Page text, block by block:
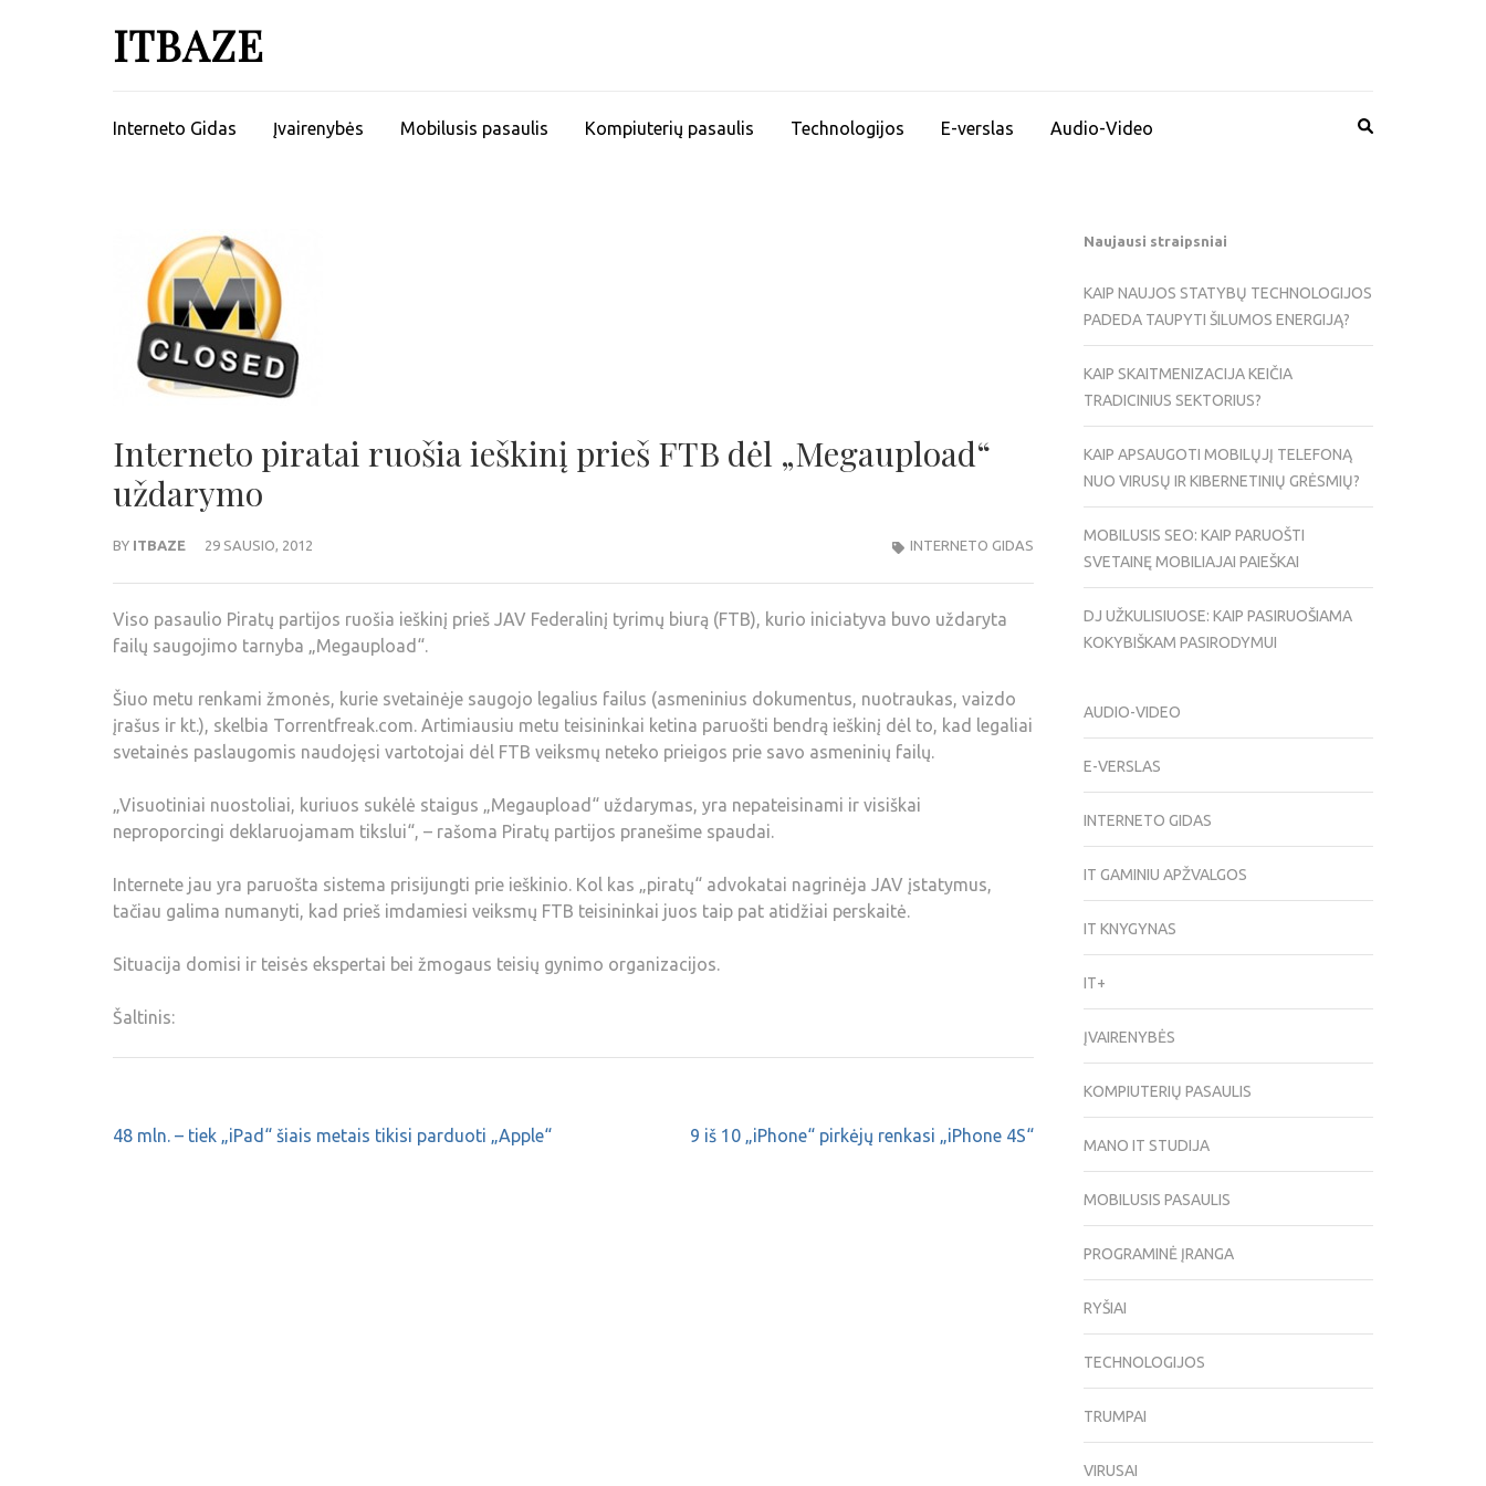
ITBAZE
Interneto Gidas Įvairenybės Mobilusis pasaulis Kompiuterių pasaulis Technologijos E-verslas Audio-Video
Interneto piratai ruošia ieškinį prieš FTB dėl „Megaupload“
uždarymo
BY ITBAZE 29 SAUSIO, 2012 INTERNETO GIDAS
Viso pasaulio Piratų partijos ruošia ieškinį prieš JAV Federalinį tyrimų biurą (FTB), kurio iniciatyva buvo uždaryta
failų saugojimo tarnyba „Megaupload“.
Šiuo metu renkami žmonės, kurie svetainėje saugojo legalius failus (asmeninius dokumentus, nuotraukas, vaizdo
įrašus ir kt.), skelbia Torrentfreak.com. Artimiausiu metu teisininkai ketina paruošti bendrą ieškinį dėl to, kad legaliai
svetainės paslaugomis naudojęsi vartotojai dėl FTB veiksmų neteko prieigos prie savo asmeninių failų.
„Visuotiniai nuostoliai, kuriuos sukėlė staigus „Megaupload“ uždarymas, yra nepateisinami ir visiškai
neproporcingi deklaruojamam tikslui“, – rašoma Piratų partijos pranešime spaudai.
Internete jau yra paruošta sistema prisijungti prie ieškinio. Kol kas „piratų“ advokatai nagrinėja JAV įstatymus,
tačiau galima numanyti, kad prieš imdamiesi veiksmų FTB teisininkai juos taip pat atidžiai perskaitė.
Situacija domisi ir teisės ekspertai bei žmogaus teisių gynimo organizacijos.
Šaltinis:
48 mln. – tiek „iPad“ šiais metais tikisi parduoti „Apple“ 9 iš 10 „iPhone“ pirkėjų renkasi „iPhone 4S“
Naujausi straipsniai
KAIP NAUJOS STATYBŲ TECHNOLOGIJOS
PADEDA TAUPYTI ŠILUMOS ENERGIJĄ?
KAIP SKAITMENIZACIJA KEIČIA
TRADICINIUS SEKTORIUS?
KAIP APSAUGOTI MOBILŲJĮ TELEFONĄ
NUO VIRUSŲ IR KIBERNETINIŲ GRĖSMIŲ?
MOBILUSIS SEO: KAIP PARUOŠTI
SVETAINĘ MOBILIAJAI PAIEŠKAI
DJ UŽKULISIUOSE: KAIP PASIRUOŠIAMA
KOKYBIŠKAM PASIRODYMUI
AUDIO-VIDEO
E-VERSLAS
INTERNETO GIDAS
IT GAMINIU APŽVALGOS
IT KNYGYNAS
IT+
ĮVAIRENYBĖS
KOMPIUTERIŲ PASAULIS
MANO IT STUDIJA
MOBILUSIS PASAULIS
PROGRAMINĖ ĮRANGA
RYŠIAI
TECHNOLOGIJOS
TRUMPAI
VIRUSAI